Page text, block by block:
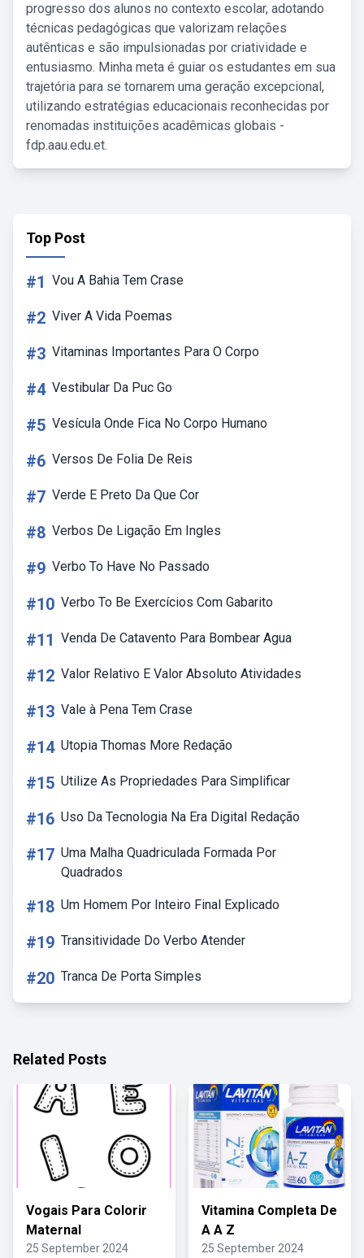
progresso dos alunos no contexto escolar, adotando
técnicas pedagógicas que valorizam relações
autênticas e são impulsionadas por criatividade e
entusiasmo. Minha meta é guiar os estudantes em sua
trajetória para se tornarem uma geração excepcional,
utilizando estratégias educacionais reconhecidas por
renomadas instituições acadêmicas globais -
fdp.aau.edu.et.
Top Post
#1 Vou A Bahia Tem Crase
#2 Viver A Vida Poemas
#3 Vitaminas Importantes Para O Corpo
#4 Vestibular Da Puc Go
#5 Vesícula Onde Fica No Corpo Humano
#6 Versos De Folia De Reis
#7 Verde E Preto Da Que Cor
#8 Verbos De Ligação Em Ingles
#9 Verbo To Have No Passado
#10 Verbo To Be Exercícios Com Gabarito
#11 Venda De Catavento Para Bombear Agua
#12 Valor Relativo E Valor Absoluto Atividades
#13 Vale à Pena Tem Crase
#14 Utopia Thomas More Redação
#15 Utilize As Propriedades Para Simplificar
#16 Uso Da Tecnologia Na Era Digital Redação
#17 Uma Malha Quadriculada Formada Por
Quadrados
#18 Um Homem Por Inteiro Final Explicado
#19 Transitividade Do Verbo Atender
#20 Tranca De Porta Simples
Related Posts
Vogais Para Colorir
Maternal
25 September 2024
Vitamina Completa De
A A Z
25 September 2024